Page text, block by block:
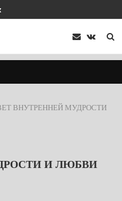
ВНУТРЕННЕЙ МУДРОСТИ
И ЛЮБВИ